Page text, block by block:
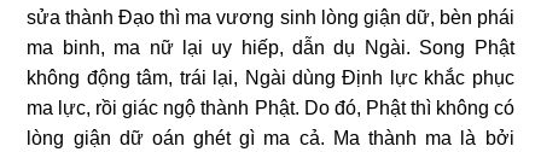
sửa thành Ðạo thì ma vương sinh lòng giận dữ, bèn phái
ma binh, ma nữ lại uy hiếp, dẫn dụ Ngài. Song Phật
không động tâm, trái lại, Ngài dùng Ðịnh lực khắc phục
ma lực, rồi giác ngộ thành Phật. Do đó, Phật thì không có
lòng giận dữ oán ghét gì ma cả. Ma thành ma là bởi